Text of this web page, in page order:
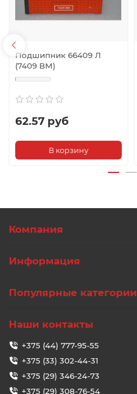
Подшипник 66409 Л
(7409 ВМ)
62.57 руб
В корзину
Компания
Информация
Популярные категории
Наши контакты
+375 (44) 777-95-55
+375 (33) 302-44-31
+375 (29) 346-24-73
+375 (29) 308-76-54